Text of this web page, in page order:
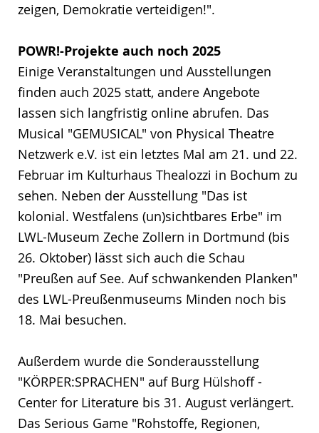
zeigen, Demokratie verteidigen!".
POWR!-Projekte auch noch 2025
Einige Veranstaltungen und Ausstellungen
finden auch 2025 statt, andere Angebote
lassen sich langfristig online abrufen. Das
Musical "GEMUSICAL" von Physical Theatre
Netzwerk e.V. ist ein letztes Mal am 21. und 22.
Februar im Kulturhaus Thealozzi in Bochum zu
sehen. Neben der Ausstellung "Das ist
kolonial. Westfalens (un)sichtbares Erbe" im
LWL-Museum Zeche Zollern in Dortmund (bis
26. Oktober) lässt sich auch die Schau
"Preußen auf See. Auf schwankenden Planken"
des LWL-Preußenmuseums Minden noch bis
18. Mai besuchen.
Außerdem wurde die Sonderausstellung
"KÖRPER:SPRACHEN" auf Burg Hülshoff -
Center for Literature bis 31. August verlängert.
Das Serious Game "Rohstoffe, Regionen,